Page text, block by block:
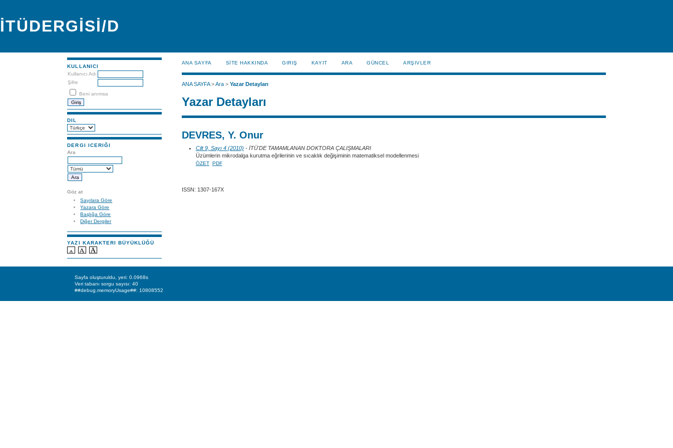
İTÜDERGİSİ/D
KULLANICI
Kullanıcı Adı
Şifre
Beni anımsa
DIL
DERGI ICERIĞI
Ara
Göz at
Sayılara Göre
Yazara Göre
Başlığa Göre
Diğer Dergiler
YAZI KARAKTERI BÜYÜKLÜĞÜ
ANA SAYFA SİTE HAKKINDA GIRIŞ KAYIT ARA GÜNCEL ARŞIVLER
ANA SAYFA>Ara> Yazar Detayları
Yazar Detayları
DEVRES, Y. Onur
Cilt 9, Sayı 4 (2010) - İTÜ'DE TAMAMLANAN DOKTORA ÇALIŞMALARI
Üzümlerin mikrodalga kurutma eğrilerinin ve sıcaklık değişiminin matematiksel modellenmesi
ÖZET PDF
ISSN: 1307-167X
Sayfa oluşturuldu, yeri: 0.0968s
Veri tabanı sorgu sayısı: 40
##debug.memoryUsage##: 10808552